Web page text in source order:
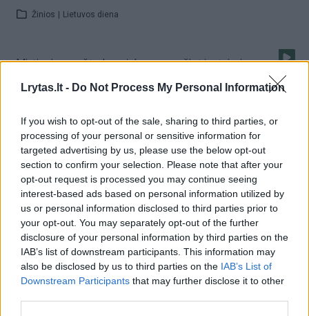
Lrytas.lt - Do Not Process My Personal Information
If you wish to opt-out of the sale, sharing to third parties, or
processing of your personal or sensitive information for
targeted advertising by us, please use the below opt-out
section to confirm your selection. Please note that after your
opt-out request is processed you may continue seeing
interest-based ads based on personal information utilized by
us or personal information disclosed to third parties prior to
your opt-out. You may separately opt-out of the further
disclosure of your personal information by third parties on the
IAB’s list of downstream participants. This information may
also be disclosed by us to third parties on the IAB’s List of
Downstream Participants that may further disclose it to other
Žinios Lietuvos diena
Mirtinai sumušto berniuko promočiutė atvirai
Po tragedijos Vaikų teisių tarnyba suskubo teisintis,
ministrai kraipo galvas
Žinios | Lietuvos diena
Ekspertas: vaikas buvo mušamas viskuo, kas pakliuvo
po ranka
Žinios Kriminalai